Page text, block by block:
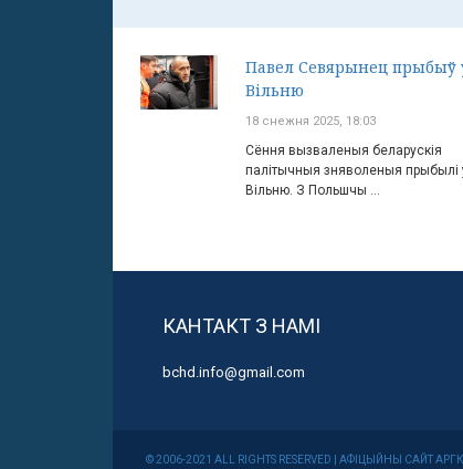
Павел Севярынец прыбыў
Вільню
18 снежня 2025, 18:03
Сёння вызваленыя беларускія
палітычныя зняволеныя прыбылі
Вільню. З Польшчы ...
КАНТАКТ З НАМІ
bchd.info@gmail.com
© 2006-2021 ALL RIGHTS RESERVED | АФІЦЫЙНЫ САЙТ